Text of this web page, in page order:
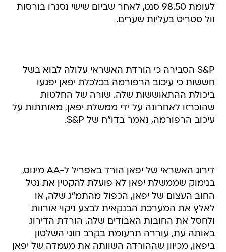
לעומת 98.50 סנט, לאחר שביום שישי נסגרו בורסות
וול סטריט בעליות שערים.
S&P הסבירה כי הורדת האשראי עלולה לבוא בשל
חששות כי עיכוב הרפורמה בכלכלת יפאן יפגעו
ביכולת ההתאוששות שלה. שורה של החלטות
שהוכרזו לאחרונה על ידי ממשלת יפאן, מאותתות על
עיכוב הרפורמה, נאמר בדו"ח של S&P.
דירוג האשראי של יפאן הורד באפריל ל-AA מינוס,
בנימוק שממשלת יפאן לא פועלת להקטין את נטל
החוב העצום של יפאן, הכפול מהתמ"ג שלה, או
לאלץ את המערכת הבנקאית לבצע ניקוי אורוות
ולחסל את החובות האבודים שלה. הורדת הדירוג
באותה עת, עוררה תרעומת בקרב חוגי השלטון
ביפאן, מכיוון שההורדה השוותה את מעמדה של יפאן